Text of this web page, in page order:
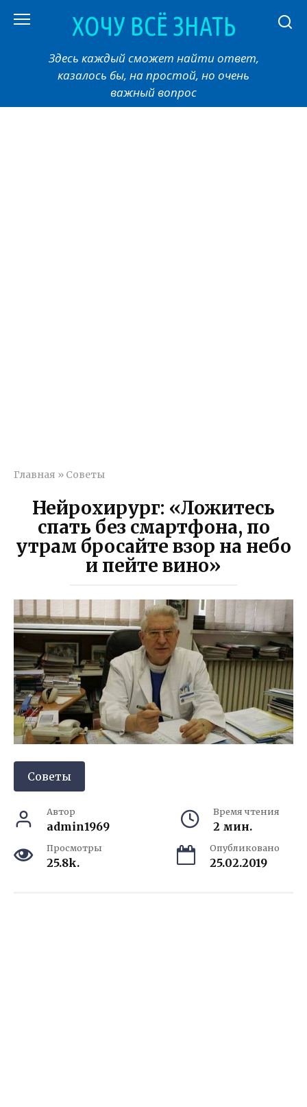
ХОЧУ ВСЁ ЗНАТЬ
Здесь каждый сможет найти ответ,
казалось бы, на простой, но очень
важный вопрос
Главная » Советы
Нейрохирург: «Ложитесь
спать без смартфона, по
утрам бросайте взор на небо
и пейте вино»
Советы
Автор
admin1969
Время чтения
2 мин.
Просмотры
25.8k.
Опубликовано
25.02.2019